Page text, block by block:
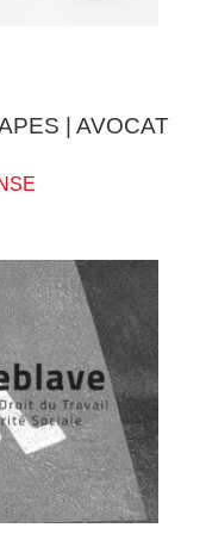
| AVOCAT